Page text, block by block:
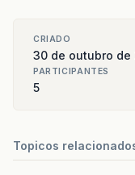
CRIADO
30 de outubro de
PARTICIPANTES
5
Topicos